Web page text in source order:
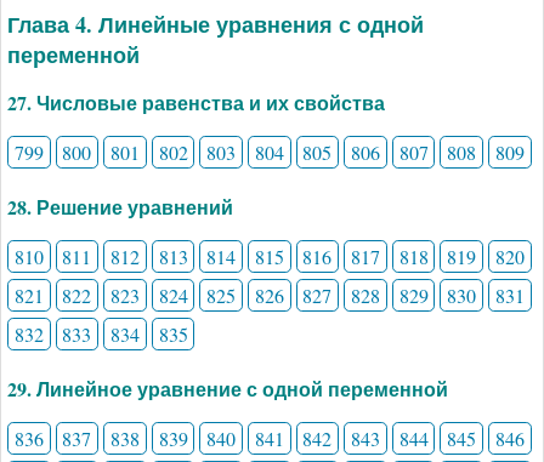
Глава 4. Линейные уравнения с одной
переменной
27. Числовые равенства и их свойства
799 800 801 802 803 804 805 806 807 808 809
28. Решение уравнений
810 811 812 813 814 815 816 817 818 819
820
821
822 823 824 825 826 827 828 829 830
831
832
833 834 835
29. Линейное уравнение с одной переменной
836 837 838 839 840 841 842 843 844 845
846